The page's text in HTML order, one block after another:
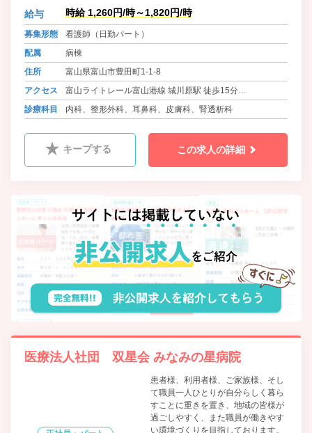
あり、育児との両立も可能。ワーク
ライフバランスを推進しています。
よりそった看護しませんか？
給与 時給 1,260円/時～1,820円/時
募集形態
看護師（日勤パート）
配属
病棟
住所
富山県富山市豊田町1-1-8
アクセス
富山ライトレール富山港線 城川原駅 徒歩15分
富山ライトレール 越中中島駅 徒歩15分
診療科目 内科、整形外科、耳鼻科、皮膚科、腎透析科
キープする この求人の詳細
医療法人社団 双星会 みなみの星病院
患者様、利用者様、ご家族様、そし
て職員一人ひとりが自分らしく暮ら
すことに重きを置き、地域の皆様が
過ごしやすく、また職員が働きやす
い環境づくりを目指しております。